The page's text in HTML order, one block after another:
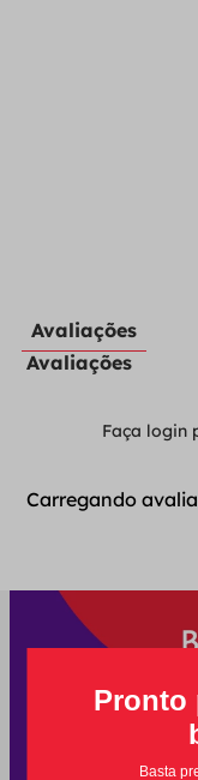
Avaliações
Avaliações
Faça login
Carregando